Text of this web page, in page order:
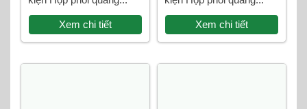
Xem chi tiết Xem chi tiết